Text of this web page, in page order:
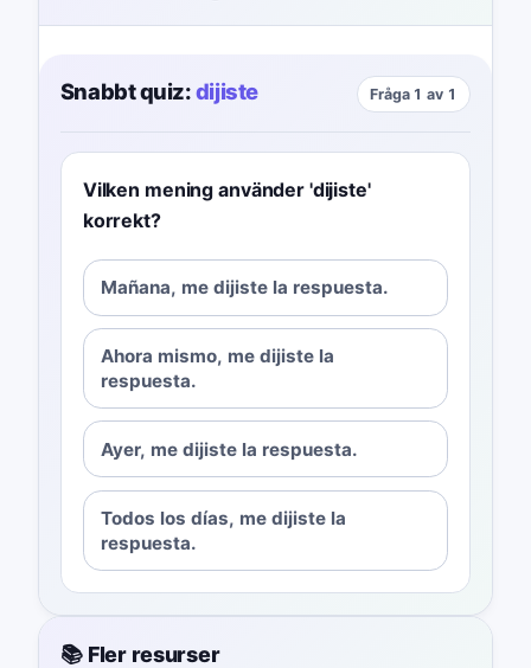
Snabbt quiz:dijiste Fråga 1 av 1
Vilken mening använder 'dijiste'
korrekt?
Mañana, me dijiste la respuesta.
Ahora mismo, me dijiste la
respuesta.
Ayer, me dijiste la respuesta.
Todos los días, me dijiste la
respuesta.
📚 Fler resurser